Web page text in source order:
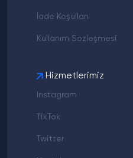
İade Koşulları
Kullanım Sözleşmesi
Hizmetlerimiz
Instagram
TikTok
Twitter